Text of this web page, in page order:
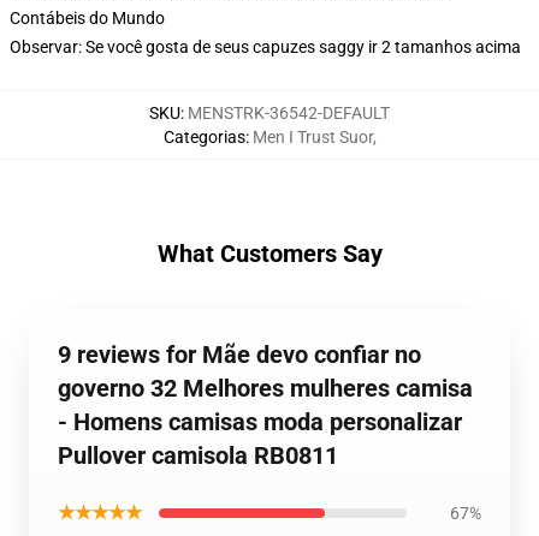
Contábeis do Mundo
Observar: Se você gosta de seus capuzes saggy ir 2 tamanhos acima
SKU: MENSTRK-36542-DEFAULT
Categorias: Men I Trust Suor,
What Customers Say
9 reviews for Mãe devo confiar no
governo 32 Melhores mulheres camisa
- Homens camisas moda personalizar
Pullover camisola RB0811
★★★★★ 67%